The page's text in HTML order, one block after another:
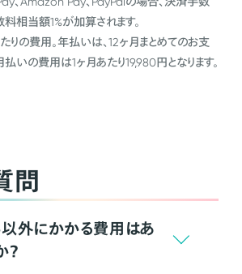
相当額1%が加算されます。
りの費用。年払いは、12ヶ月まとめてのお支
払いの費用は1ヶ月あたり19,980円となります。
問
外にかかる費用はあ
？